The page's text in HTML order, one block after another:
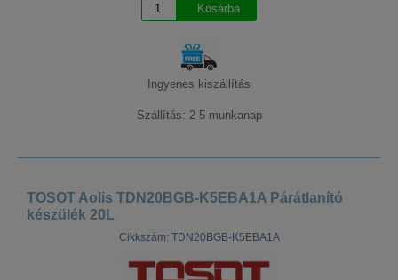
Ingyenes kiszállítás
Szállítás: 2-5 munkanap
TOSOT Aolis TDN20BGB-K5EBA1A Párátlanító
készülék 20L
Cikkszám: TDN20BGB-K5EBA1A